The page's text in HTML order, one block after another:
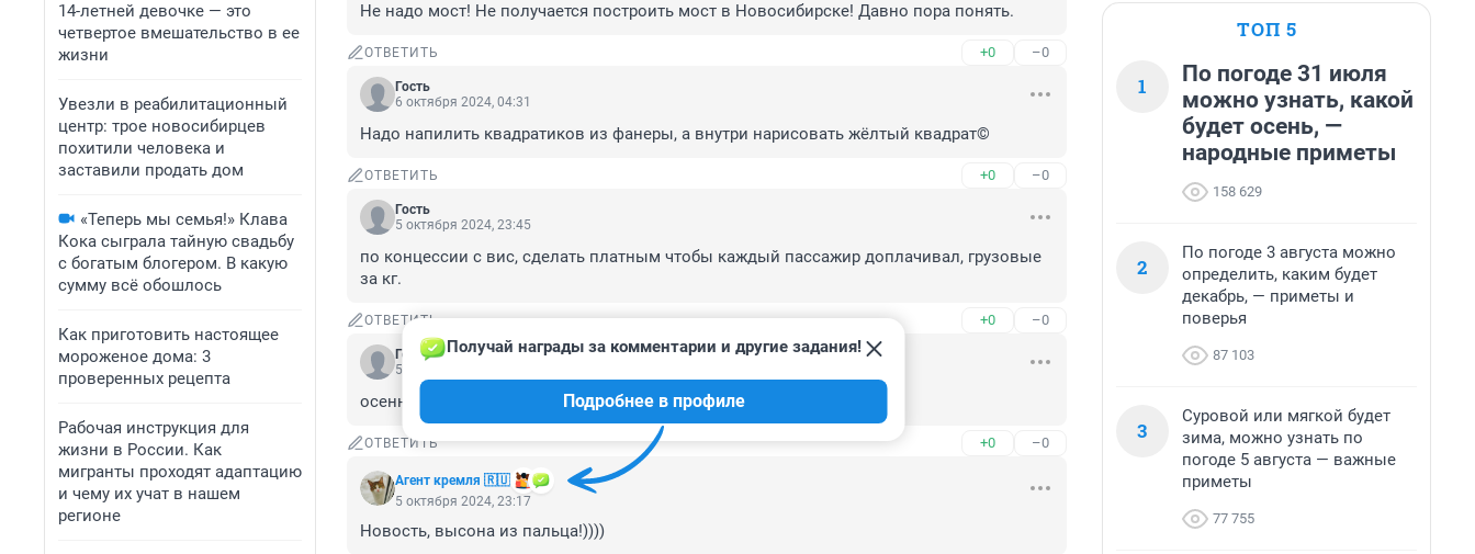
14-летней девочке — это
четвертое вмешательство в ее
жизни
Увезли в реабилитационный
центр: трое новосибирцев
похитили человека и
заставили продать дом
«Теперь мы семья!» Клава
Кока сыграла тайную свадьбу
с богатым блогером. В какую
сумму всё обошлось
Как приготовить настоящее
мороженое дома: 3
проверенных рецепта
Рабочая инструкция для
жизни в России. Как
мигранты проходят адаптацию
и чему их учат в нашем
регионе
Не надо мост! Не получается построить мост в Новосибирске! Давно пора понять.
ОТВЕТИТЬ +0 –0
Гость
6 октября 2024, 04:31
Надо напилить квадратиков из фанеры, а внутри нарисовать жёлтый квадрат©
ОТВЕТИТЬ +0 –0
Гость
5 октября 2024, 23:45
по концессии с вис, сделать платным чтобы каждый пассажир доплачивал, грузовые
за кг.
ОТВЕТИТЬ +0 –0
Гость
5 октября 2024, 23:32
осенняя ржака снова
ОТВЕТИТЬ +0 –0
Агент кремля 🇷🇺
Получай награды за комментарии и другие задания!
Подробнее в профиле
5 октября 2024, 23:17
Новость, высона из пальца!))))
ТОП 5
1
По погоде 31 июля
можно узнать, какой
будет осень, —
народные приметы
158 629
2
По погоде 3 августа можно
определить, каким будет
декабрь, — приметы и
поверья
87 103
3
Суровой или мягкой будет
зима, можно узнать по
погоде 5 августа — важные
приметы
77 755